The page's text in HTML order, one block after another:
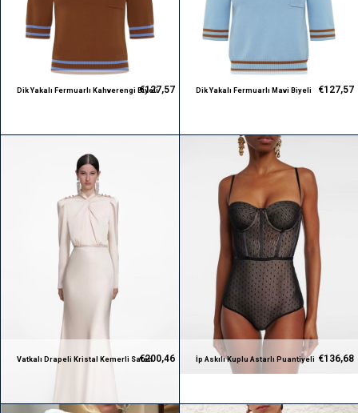
Dik Yakalı Fermuarlı Kahverengi Biyeli€127,57
Dik Yakalı Fermuarlı Mavi Biyeli
€127,57
Vatkalı Drapeli Kristal Kemerli Saten€200,46
İp Askılı Kuplu Astarlı Puantiyeli
Premium Büstiyer
€136,68